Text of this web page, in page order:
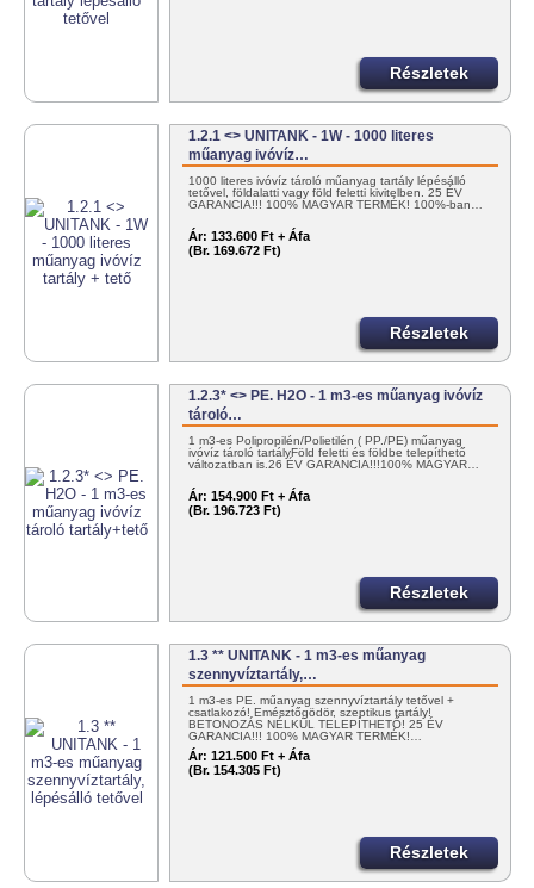
Részletek
1.2.1 <> UNITANK - 1W - 1000 literes
műanyag ivóvíz…
1000 literes ivóvíz tároló műanyag tartály lépésálló
tetővel, földalatti vagy föld feletti kivitelben. 25 ÉV
GARANCIA!!! 100% MAGYAR TERMÉK! 100%-ban…
Ár: 133.600 Ft + Áfa
(Br. 169.672 Ft)
Részletek
1.2.3* <> PE. H2O - 1 m3-es műanyag ivóvíz
tároló…
1 m3-es Polipropilén/Polietilén ( PP./PE) műanyag
ivóvíz tároló tartályFöld feletti és földbe telepíthető
változatban is.26 ÉV GARANCIA!!!100% MAGYAR…
Ár: 154.900 Ft + Áfa
(Br. 196.723 Ft)
Részletek
1.3 ** UNITANK - 1 m3-es műanyag
szennyvíztartály,…
1 m3-es PE. műanyag szennyvíztartály tetővel +
csatlakozó! Emésztőgödör, szeptikus tartály!
BETONOZÁS NÉLKÜL TELEPÍTHETŐ! 25 ÉV
GARANCIA!!! 100% MAGYAR TERMÉK!…
Ár: 121.500 Ft + Áfa
(Br. 154.305 Ft)
Részletek